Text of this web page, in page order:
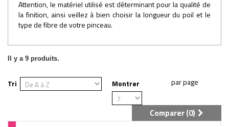
Attention, le matériel utilisé est déterminant pour la qualité de
la finition, ainsi veillez à bien choisir la longueur du poil et le
type de fibre de votre pinceau.
Il y a 9 produits.
Tri Montrer
Comparer (0)